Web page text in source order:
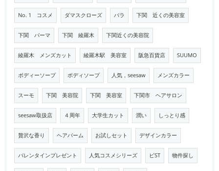
No. 1 コスメ ダマスクローズ バラ 下関 近くの美容室
下関 パーマ 下関 綾羅木 下関近くの美容院
綾羅木 メンズカット 綾羅木駅 美容室 阪急百貨店 SUUMO
ボディーソープ ボディソープ 人気，seesaw メンズカラー
スーモ 下関 美容院 下関 美容室 下関市 ヘアサロン
seesaw取扱店 ４周年 大学生カット 潤い しっとり感
贅沢な香り ヘアバーム お試しセット デザインカラー
バレンタインプレゼント 人気コスメシリーズ ビST 物件探し